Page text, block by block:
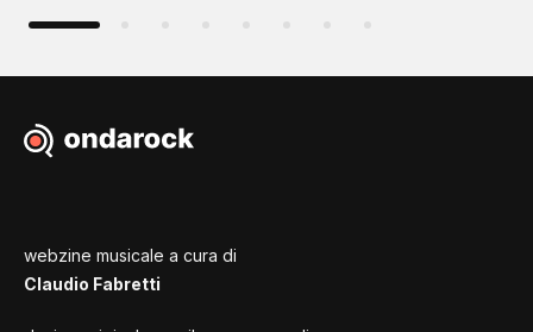
webzine musicale a cura di
Claudio Fabretti